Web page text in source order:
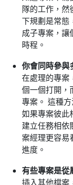
隊的工作，然
下規劃是常態
成子專案，讓
時程。
你會同時參與
在處理的專案
個一個打開，
專案。 這種
如果專案彼此
建立任務相依
案經理更容易
進度。
有些專案是從
插入其他檔案